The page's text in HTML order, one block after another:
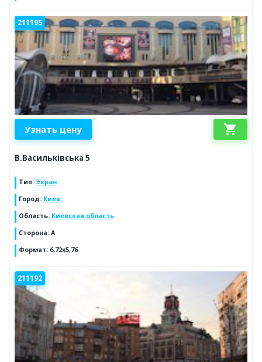
211195
Узнать цену shopping_cart
В.Васильківська 5
Тип: Экран
Город: Киев
Область: Киевская область
Сторона: А
Формат: 6,72х5,76
211192